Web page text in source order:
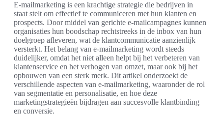
E-mailmarketing is een krachtige strategie die bedrijven in
staat stelt om effectief te communiceren met hun klanten en
prospects. Door middel van gerichte e-mailcampagnes kunnen
organisaties hun boodschap rechtstreeks in de inbox van hun
doelgroep afleveren, wat de klantcommunicatie aanzienlijk
versterkt. Het belang van e-mailmarketing wordt steeds
duidelijker, omdat het niet alleen helpt bij het verbeteren van
klantenservice en het verhogen van omzet, maar ook bij het
opbouwen van een sterk merk. Dit artikel onderzoekt de
verschillende aspecten van e-mailmarketing, waaronder de rol
van segmentatie en personalisatie, en hoe deze
marketingstrategieën bijdragen aan succesvolle klantbinding
en conversie.